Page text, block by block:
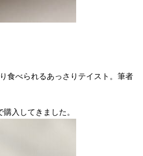
食べられるあっさりテイスト。筆者
入してきました。